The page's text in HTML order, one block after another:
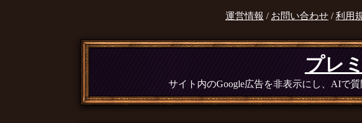
運営情報 / お問い合わせ /利用
プレ
サイト内のGoogle広告を非表示にし、AIで